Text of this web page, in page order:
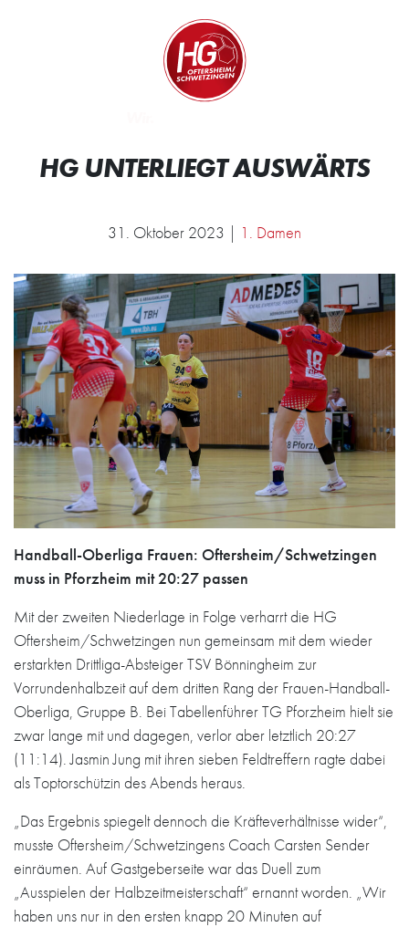
Zur Startseite
HG UNTERLIEGT AUSWÄRTS
31. Oktober 2023 | 1. Damen
Handball-Oberliga Frauen: Oftersheim/Schwetzingen
muss in Pforzheim mit 20:27 passen
Mit der zweiten Niederlage in Folge verharrt die HG
Oftersheim/Schwetzingen nun gemeinsam mit dem wieder
erstarkten Drittliga-Absteiger TSV Bönningheim zur
Vorrundenhalbzeit auf dem dritten Rang der Frauen-Handball-
Oberliga, Gruppe B. Bei Tabellenführer TG Pforzheim hielt sie
zwar lange mit und dagegen, verlor aber letztlich 20:27
(11:14). Jasmin Jung mit ihren sieben Feldtreffern ragte dabei
als Toptorschützin des Abends heraus.
„Das Ergebnis spiegelt dennoch die Kräfteverhältnisse wider“,
musste Oftersheim/Schwetzingens Coach Carsten Sender
einräumen. Auf Gastgeberseite war das Duell zum
„Ausspielen der Halbzeitmeisterschaft“ ernannt worden. „Wir
haben uns nur in den ersten knapp 20 Minuten auf